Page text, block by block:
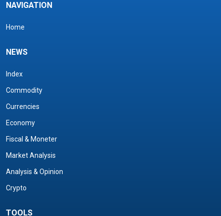
NAVIGATION
Home
NEWS
Index
Commodity
Currencies
Economy
Fiscal & Moneter
Market Analysis
Analysis & Opinion
Crypto
TOOLS